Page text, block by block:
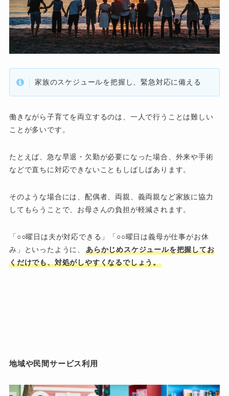
家族のスケジュールを把握し、緊急対応に備える
働きながら子育てを両立するのは、一人で行うことは難しい
ことが多いです。
たとえば、急な早退・欠勤が必要になった場合、外来や手術
などで直ちに対応できないこともしばしばあります。
そのような場合には、配偶者、両親、義両親など家族に協力
してもらうことで、お母さんの負担が軽減されます。
「○○曜日は夫が対応できる」「○○曜日は義母が仕事がお休
み」といったように、
あらかじめスケジュールを把握してお
くだけでも、対処がしやすくなるでしょう。
地域や民間サービス利用